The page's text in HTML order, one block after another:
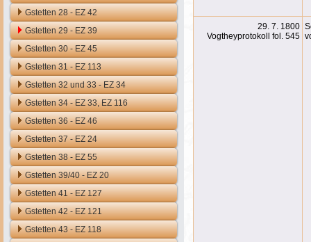
Gstetten 28 - EZ 42
Gstetten 29 - EZ 39
Gstetten 30 - EZ 45
Gstetten 31 - EZ 113
Gstetten 32 und 33 - EZ 34
Gstetten 34 - EZ 33, EZ 116
Gstetten 36 - EZ 46
Gstetten 37 - EZ 24
Gstetten 38 - EZ 55
Gstetten 39/40 - EZ 20
Gstetten 41 - EZ 127
Gstetten 42 - EZ 121
Gstetten 43 - EZ 118
29. 7. 1800
Vogtheyprotokoll fol. 545